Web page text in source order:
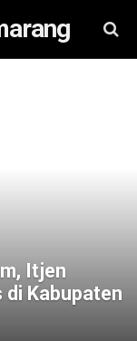
Itjen
di Kabupaten